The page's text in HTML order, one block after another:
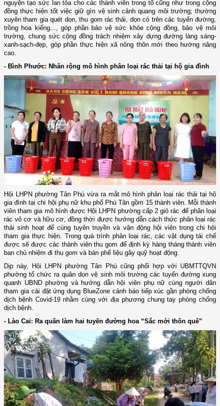
nguyện tạo sức lan tỏa cho các thành viên trong tổ cũng như trong cộng
đồng thực hiện tốt việc giữ gìn vệ sinh cảnh quang môi trường; thường
xuyên tham gia quét dọn, thu gom rác thải, dọn cỏ trên các tuyến đường,
trồng hoa kiểng..., góp phần bảo vệ sức khỏe cộng đồng, bảo vệ môi
trường, chung sức cộng đồng trách nhiệm xây dựng đường làng sáng-
xanh-sạch-đẹp, góp phần thực hiện xã nông thôn mới theo hướng nâng
cao.
- Bình Phước: Nhân rộng mô hình phân loại rác thải tại hộ gia đình
Hội LHPN phường Tân Phú vừa ra mắt mô hình phân loại rác thải tại hộ
gia đình tại chi hội phụ nữ khu phố Phú Tân gồm 15 thành viên. Mỗi thành
viên tham gia mô hình được Hội LHPN phường cấp 2 giỏ rác để phân loại
rác vô cơ và hữu cơ, đồng thời được hướng dẫn cách thức phân loại rác
thải sinh hoạt để cùng tuyên truyền và vận động hội viên trong chi hội
tham gia thực hiện. Trong quá trình phân loại rác, các vật dụng tái chế
được sẽ được các thành viên thu gom để định kỳ hàng tháng thành viên
ban chủ nhiệm đi thu gom và bán phế liệu gây quỹ hoạt động.
Dịp này, Hội LHPN phường Tân Phú cũng phối hợp với UBMTTQVN
phường tổ chức ra quân dọn vệ sinh môi trường các tuyến đường xung
quanh UBND phường và hướng dẫn hội viên phụ nữ cùng người dân
tham gia cài đặt ứng dụng BlueZone cảnh báo tiếp xúc gần phòng chống
dịch bệnh Covid-19 nhằm cùng với địa phương chung tay phòng chống
dịch bệnh.
- Lào Cai: Ra quân làm hai tuyến đường hoa “Sắc mới thôn quê”